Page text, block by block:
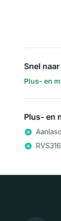
Snel naar
Plus- en
Plus- en